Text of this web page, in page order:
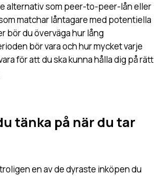
alternativ som peer-to-peer-lån eller
matchar låntagare med potentiella
bör du överväga hur lång
bör vara och hur mycket varje
för att du ska kunna hålla dig på rätt
tänka på när du tar
en av de dyraste inköpen du